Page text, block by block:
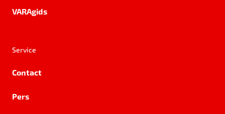
VARAgids
Service
Contact
Pers